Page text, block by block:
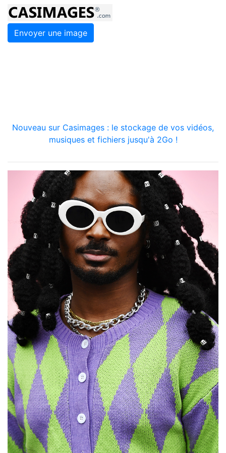
Envoyer une image
Nouveau sur Casimages : le stockage de vos vidéos,
musiques et fichiers jusqu'à 2Go !